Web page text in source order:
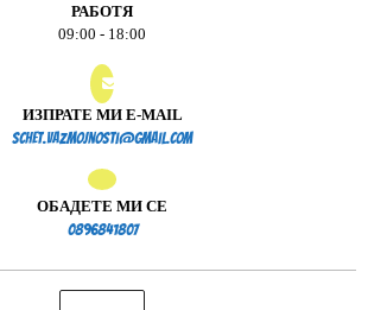
РАБОТЯ
09:00 - 18:00
ИЗПРАТЕ МИ E-MAIL
schet.vazmojnosti@gmail.com
ОБАДЕТЕ МИ СЕ
08968418070896841807